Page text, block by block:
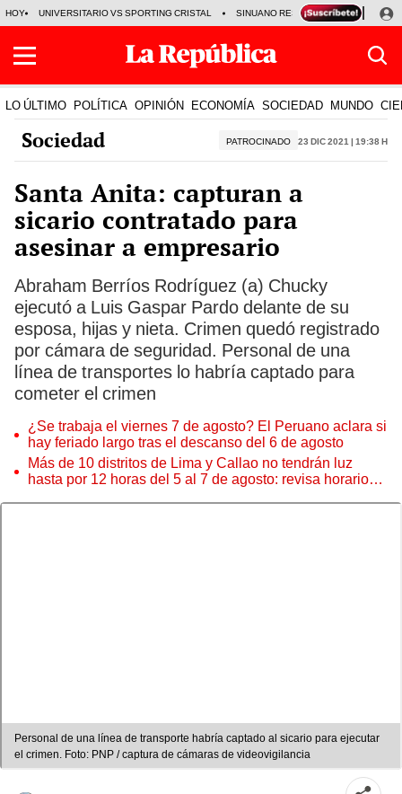
HOY UNIVERSITARIO VS SPORTING CRISTAL SINUANO RESULTADOS HOY
LO ÚLTIMO POLÍTICA OPINIÓN ECONOMÍA SOCIEDAD MUNDO
Sociedad PATROCINADO 23 Dic 2021 | 19:38 h
Santa Anita: capturan a
sicario contratado para
asesinar a empresario
Abraham Berríos Rodríguez (a) Chucky
ejecutó a Luis Gaspar Pardo delante de su
esposa, hijas y nieta. Crimen quedó registrado
por cámara de seguridad. Personal de una
línea de transportes lo habría captado para
cometer el crimen
¿Se trabaja el viernes 7 de agosto? El Peruano aclara si
hay feriado largo tras el descanso del 6 de agosto
Más de 10 distritos de Lima y Callao no tendrán luz
hasta por 12 horas del 5 al 7 de agosto: revisa horarios y
Personal de una línea de transporte habría captado al sicario para ejecutar
el crimen. Foto: PNP / captura de cámaras de videovigilancia